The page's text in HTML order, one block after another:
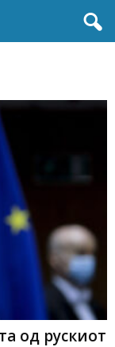
од рускиот